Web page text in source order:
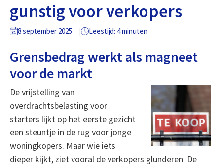
gunstig voor verkopers
8 september 2025 Leestijd: 4 minuten
Grensbedrag werkt als magneet
voor de markt
De vrijstelling van
overdrachtsbelasting voor
starters lijkt op het eerste gezicht
een steuntje in de rug voor jonge
woningkopers. Maar wie iets
dieper kijkt, ziet vooral de verkopers glunderen. De